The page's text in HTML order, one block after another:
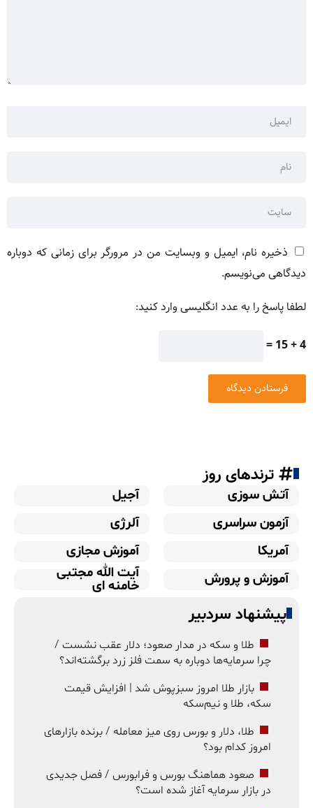
ذخیره نام، ایمیل و وبسایت من در مرورگر برای زمانی که دوباره
دیدگاهی می‌نویسم.
لطفا پاسخ را به عدد انگلیسی وارد کنید:
4 + 15 =
ترندهای روز
آتش سوزی
آجیل
آزمون سراسری
آلرژی
آمریکا
آموزش مجازی
آموزش و پرورش
آیت الله مجتبی
خامنه ای
پیشنهاد سردبیر
طلا و سکه در مدار صعود؛ دلار عقب نشست /
چرا سرمایه‌ها دوباره به سمت فلز زرد برگشته‌اند؟
بازار طلا امروز سبزپوش شد | افزایش قیمت
سکه، طلا و نیم‌سکه
طلا، دلار و بورس روی میز معامله / برنده بازارهای
امروز کدام بود؟
صعود هماهنگ بورس و فرابورس / فصل جدیدی
در بازار سرمایه آغاز شده است؟